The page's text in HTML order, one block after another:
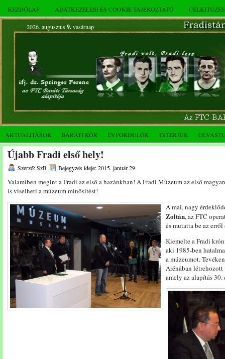
KEZDŐLAP ADATKEZELÉSI ÉS COOKIE TÁJÉKOZTATÓ
2026. augusztus 9.vasárnap
AKTUALITÁSOK BARÁTI KÖR ÉVFORDULÓK INTERJÚK
Újabb Fradi első hely!
Szerző: SzB Bejegyzés ideje: 2015. január 29.
Valamiben megint a Fradi az első a hazánkban! A Fradi Múzeum az első
is viselheti a múzeum minősítést!
A mai, nagy
Zoltán, az FTC
és mutatta be az
Kiemelte a Fradi
aki 1985-ben
a múzeumot.
Arénában
amely az alapítás 30.